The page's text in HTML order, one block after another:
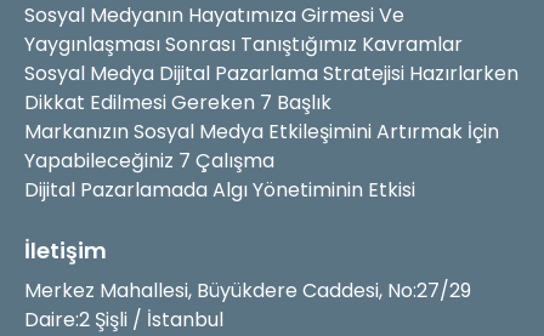
Sosyal Medyanın Hayatımıza Girmesi Ve
Yaygınlaşması Sonrası Tanıştığımız Kavramlar
Sosyal Medya Dijital Pazarlama Stratejisi Hazırlarken
Dikkat Edilmesi Gereken 7 Başlık
Markanızın Sosyal Medya Etkileşimini Artırmak İçin
Yapabileceğiniz 7 Çalışma
Dijital Pazarlamada Algı Yönetiminin Etkisi
İletişim
Merkez Mahallesi, Büyükdere Caddesi, No:27/29
Daire:2 Şişli / İstanbul